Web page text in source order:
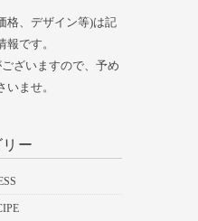
格、デザイン等)は記
報です。
ざいますので、予め
いませ。
ー